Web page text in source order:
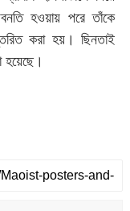
হওয়ায় পরে তাঁকে
করা হয়। ছিনতাই
হয়েছে।